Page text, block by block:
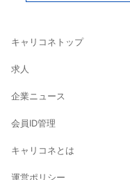
キャリコネトップ
求人
企業ニュース
会員ID管理
キャリコネとは
運営ポリシー